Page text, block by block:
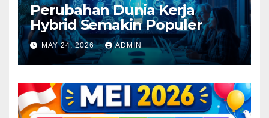
Perubahan Dunia Kerja
Hybrid Semakin Populer
MAY 24, 2026 ADMIN